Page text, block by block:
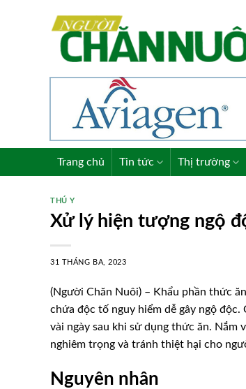
Trang chủ Tin tức Thị trường
THÚ Y
Xử lý hiện tượng ngộ
31 THÁNG BA, 2023
(Người Chăn Nuôi) – Khẩu phần thức
chứa độc tố nguy hiểm dễ gây ngộ
vài ngày sau khi sử dụng thức ăn. Nắm
nghiêm trọng và tránh thiệt hại cho
Nguyên nhân